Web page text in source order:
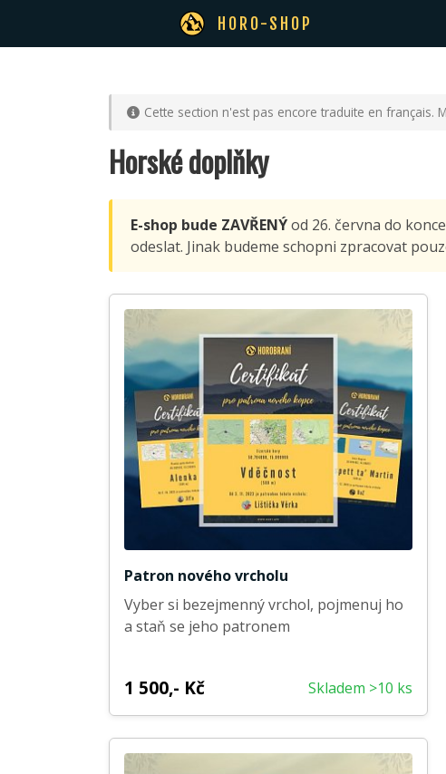
HORO-SHOP
Cette section n'est pas encore traduite en français.
Horské doplňky
E-shop bude ZAVŘENÝod 26. června do
odeslat. Jinak budeme schopni zpracovat
Patron nového vrcholu
Vyber si bezejmenný vrchol, pojmenuj ho
a staň se jeho patronem
1 500,- Kč Skladem >10 ks